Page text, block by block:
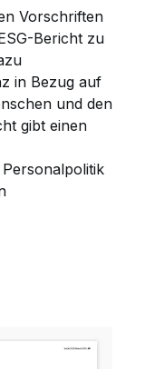
Vorschriften
Bericht zu
in Bezug auf
und den
gibt einen